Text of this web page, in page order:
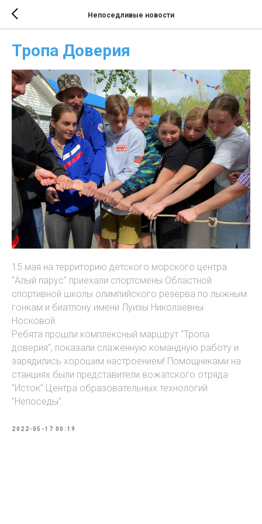
Непоседливые новости
Тропа Доверия
15 мая на территорию детского морского центра
"Алый парус" приехали спортсмены Областной
спортивной школы олимпийского резерва по лыжным
гонкам и биатлону имени Луизы Николаевны
Носковой.
Ребята прошли комплексный маршрут "Тропа
доверия", показали слаженную командную работу и
зарядились хорошим настроением! Помощниками на
станциях были представители вожатского отряда
"Исток" Центра образовательных технологий
"Непоседы".
2022-05-17 00:19